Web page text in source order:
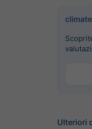
Ulteriori